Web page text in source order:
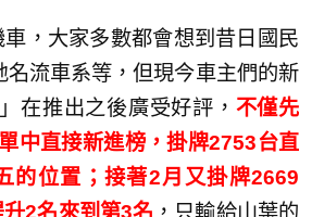
，大家多數都會想到昔日國民
流車系等，但現今車主們的新
在推出之後廣受好評， 不僅先
中直接新進榜，掛牌2753台直
的位置；接著2月又掛牌2669
2名來到第3名 ，只輸給山葉的